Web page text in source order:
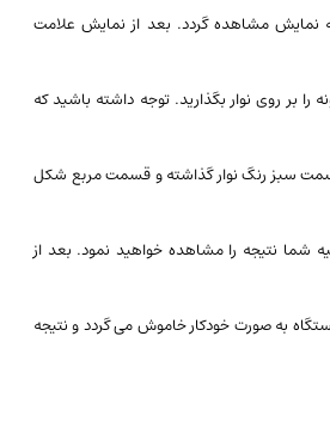
نمایش مشاهده گردد. بعد از نمایش علامت
بر روی نوار بگذارید. توجه داشته باشید که
سبز رنگ نوار گذاشته و قسمت مربع شکل
از ۵ ثانیه شما نتیجه را مشاهده خواهید نمود. بعد از
به صورت خودکار خاموش می گردد و نتیجه